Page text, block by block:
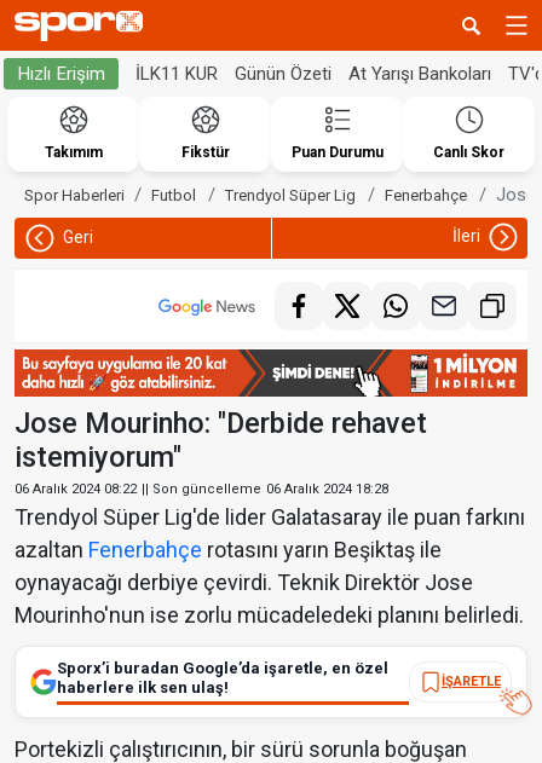
Hızlı Erişim İLK11 KUR Günün Özeti At Yarışı Bankoları
Takımım Fikstür Puan Durumu Canlı Skor
Spor Haberleri Futbol Trendyol Süper Lig Fenerbahçe Jose
Geri İleri
Jose Mourinho: "Derbide rehavet
istemiyorum"
06 Aralık 2024 08:22 || Son güncelleme 06 Aralık 2024 18:28
Trendyol Süper Lig'de lider Galatasaray ile puan farkını
azaltan Fenerbahçe rotasını yarın Beşiktaş ile
oynayacağı derbiye çevirdi. Teknik Direktör Jose
Mourinho'nun ise zorlu mücadeledeki planını belirledi.
Sporx’i buradan Google’da işaretle, en özel
haberlere ilk sen ulaş!
İŞARETLE
Portekizli çalıştırıcının, bir sürü sorunla boğuşan